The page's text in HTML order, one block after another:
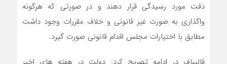
دقت مورد رسیدگی قرار دهند و در صورتی که هرگونه
واگذاری به صورت غیر قانونی و خلاف مقررات وجود داشت
مطابق با اختیارات مجلس اقدام قانونی صورت گیرد.